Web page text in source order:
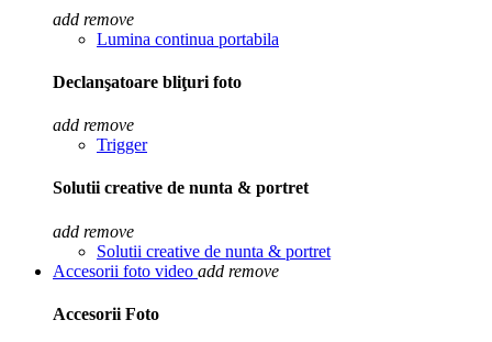
add remove
Lumina continua portabila
Declanşatoare bliţuri foto
add remove
Trigger
Solutii creative de nunta & portret
add remove
Solutii creative de nunta & portret
Accesorii foto video add remove
Accesorii Foto